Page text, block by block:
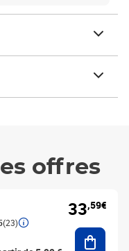
offres
(23)
33,59€